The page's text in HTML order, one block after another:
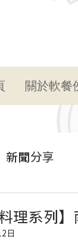
關於軟餐
新聞分享
理系列
日